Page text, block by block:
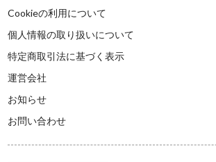
Cookieの利用について
個人情報の取り扱いについて
特定商取引法に基づく表示
運営会社
お知らせ
お問い合わせ